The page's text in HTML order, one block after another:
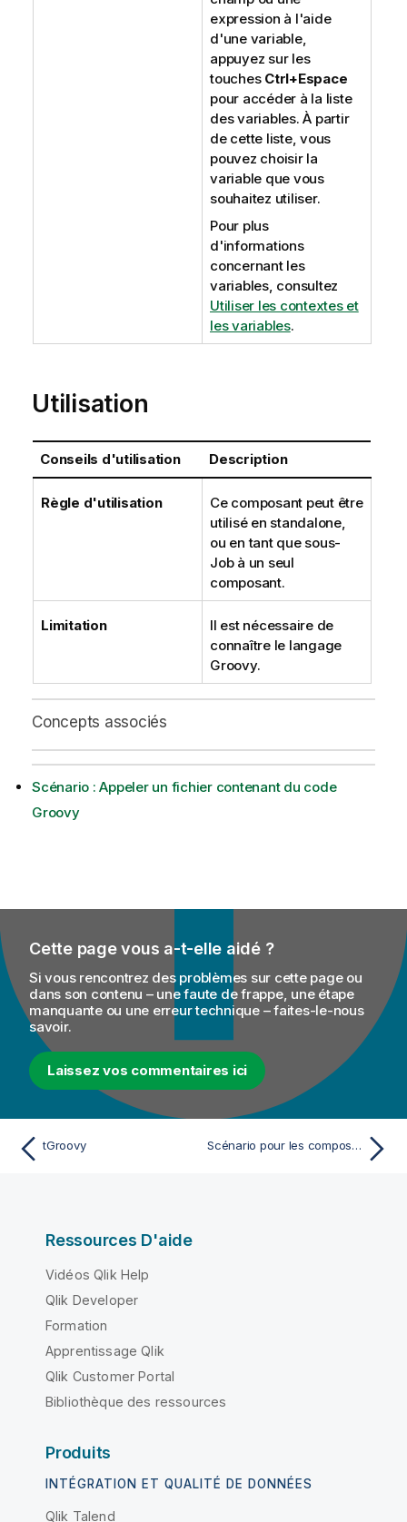
expression à l'aide
d'une variable,
appuyez sur les
touches Ctrl+Espace
pour accéder à la liste
des variables. À partir
de cette liste, vous
pouvez choisir la
variable que vous
souhaitez utiliser.
Pour plus
d'informations
concernant les
variables, consultez
Utiliser les contextes et
les variables.
Utilisation
Conseils d'utilisation Description
Règle d'utilisation
Ce composant peut être
utilisé en standalone,
ou en tant que sous-
Job à un seul
composant.
Limitation
Il est nécessaire de
connaître le langage
Groovy.
Concepts associés
Scénario : Appeler un fichier contenant du code
Groovy
Cette page vous a-t-elle aidé ?
Si vous rencontrez des problèmes sur cette page ou
dans son contenu – une faute de frappe, une étape
manquante ou une erreur technique – faites-le-nous
savoir.
Laissez vos commentaires ici
tGroovy Scénario pour les composants Groovy
Ressources D'aide
Vidéos Qlik Help
Qlik Developer
Formation
Apprentissage Qlik
Qlik Customer Portal
Bibliothèque des ressources
Produits
INTÉGRATION ET QUALITÉ DE DONNÉES
Qlik Talend